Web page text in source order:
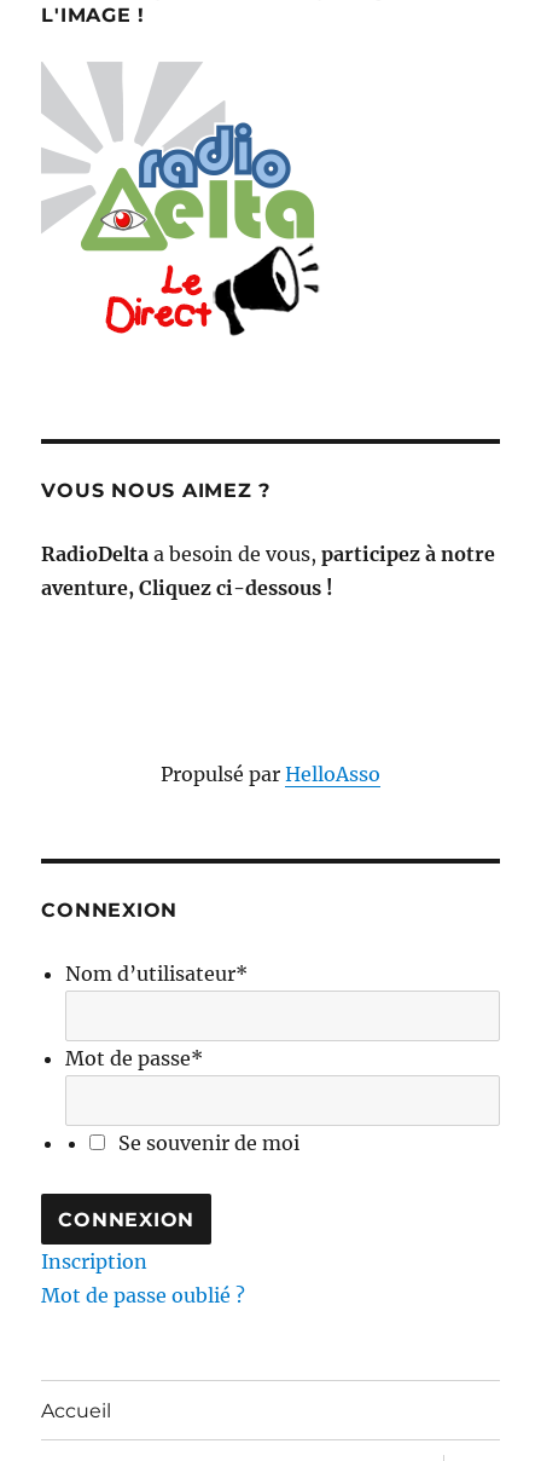
L'IMAGE !
VOUS NOUS AIMEZ ?
RadioDelta a besoin de vous,participez à notre
aventure, Cliquez ci-dessous !
Propulsé par HelloAsso
CONNEXION
Nom d’utilisateur*
Mot de passe*
Se souvenir de moi
Inscription
Mot de passe oublié ?
Accueil